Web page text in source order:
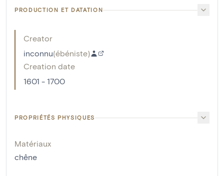
PRODUCTION ET DATATION
Creator
inconnu(ébéniste)
Creation date
1601 - 1700
PROPRIÉTÉS PHYSIQUES
Matériaux
chêne